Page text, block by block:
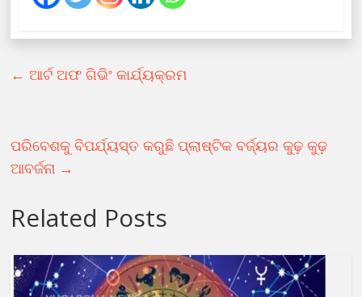
← ଆର୍ଟ ଅଫ ଗିଭିଂ କାର୍ଯ୍ୟକ୍ରମ
ପରିବେଶକୁ ବିପର୍ଯ୍ୟସ୍ତ କରୁଛି ପ୍ଲାଷ୍ଟିକ ବର୍ଜ୍ୟର କୁଢ଼ କୁଢ଼
ଆବର୍ଜନା →
Related Posts